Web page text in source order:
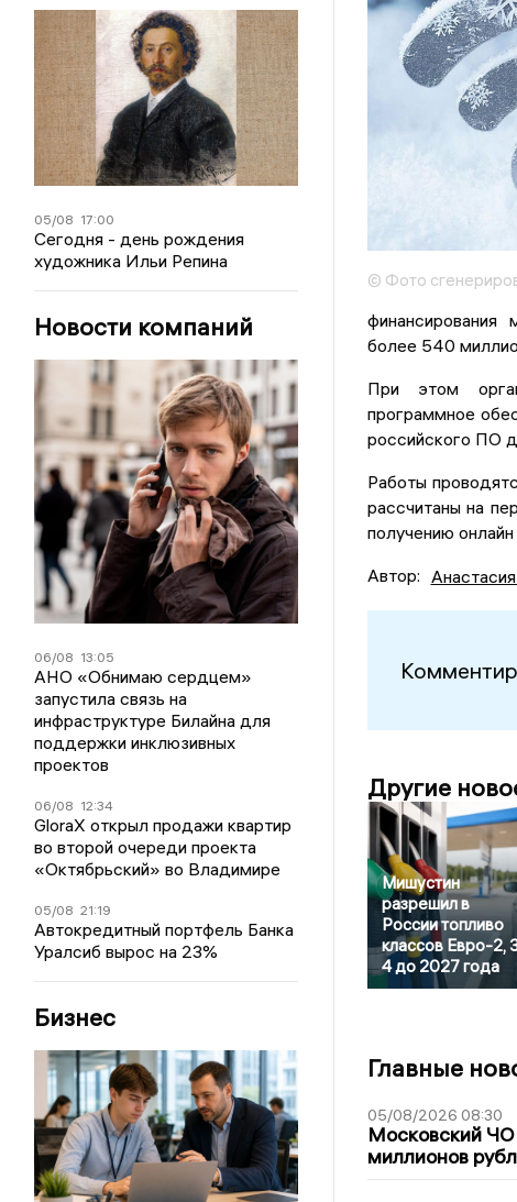
05/08 17:00
Сегодня - день рождения
художника Ильи Репина
Новости компаний
06/08 13:05
АНО «Обнимаю сердцем»
запустила связь на
инфраструктуре Билайна для
поддержки инклюзивных
проектов
06/08 12:34
GloraX открыл продажи квартир
во второй очереди проекта
«Октябрьский» во Владимире
05/08 21:19
Автокредитный портфель Банка
Уралсиб вырос на 23%
Бизнес
© Фото
финансирования
более 540
При этом
программное
российского ПО
Работы
рассчитаны на
получению
Автор:
Другие
Мишустин
разрешил в
России топливо
классов Евро-2,
4 до 2027 года
Главные
05/08/2026 08:30
Московский
миллионов